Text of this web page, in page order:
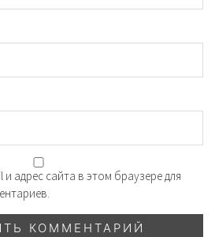
адрес сайта в этом браузере для